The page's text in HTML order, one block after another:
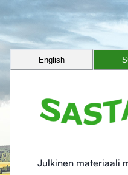
Julkinen materiaali
English